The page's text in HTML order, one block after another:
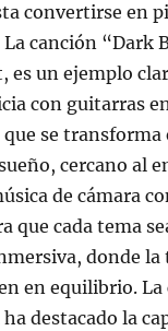
convertirse en
canción “Dark
es un ejemplo
con guitarras
se transforma
cercano al
de cámara
que cada tema
donde la
en equilibrio.
destacado la